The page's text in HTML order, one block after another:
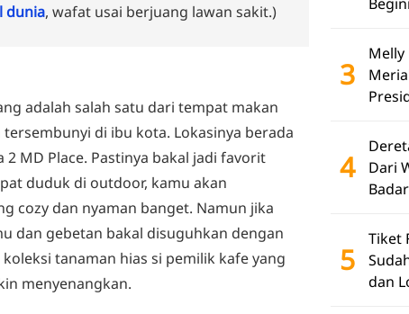
dunia, wafat usai berjuang lawan sakit.)
adalah salah satu dari tempat makan
di ibu kota. Lokasinya berada
MD Place. Pastinya bakal jadi favorit
duduk di outdoor, kamu akan
cozy dan nyaman banget. Namun jika
dan gebetan bakal disuguhkan dengan
tanaman hias si pemilik kafe yang
menyenangkan.
3
Melly
4
Dari
5
Tiket
dan